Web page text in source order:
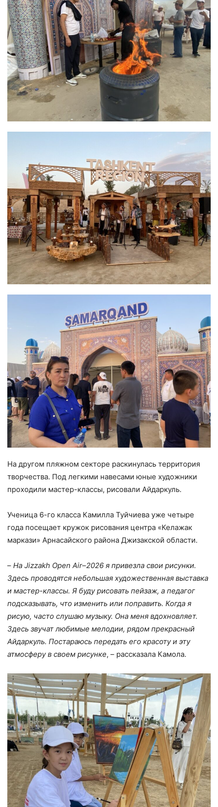
На другом пляжном секторе раскинулась территория
творчества. Под легкими навесами юные художники
проходили мастер-классы, рисовали Айдаркуль.
Ученица 6-го класса Камилла Туйчиева уже четыре
года посещает кружок рисования центра «Келажак
маркази» Арнасайского района Джизакской области.
– На Jizzakh Open Air–2026 я привезла свои рисунки.
Здесь проводятся небольшая художественная выставка
и мастер-классы. Я буду рисовать пейзаж, а педагог
подсказывать, что изменить или поправить. Когда я
рисую, часто слушаю музыку. Она меня вдохновляет.
Здесь звучат любимые мелодии, рядом прекрасный
Айдаркуль. Постараюсь передать его красоту и эту
атмосферу в своем рисунке, – рассказала Камола.